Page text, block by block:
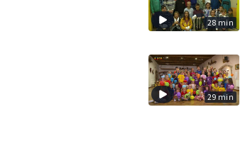
28 min
29 min